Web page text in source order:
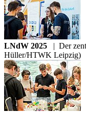
LNdW 2025 | Der
Hüller/HTWK Leipzig)